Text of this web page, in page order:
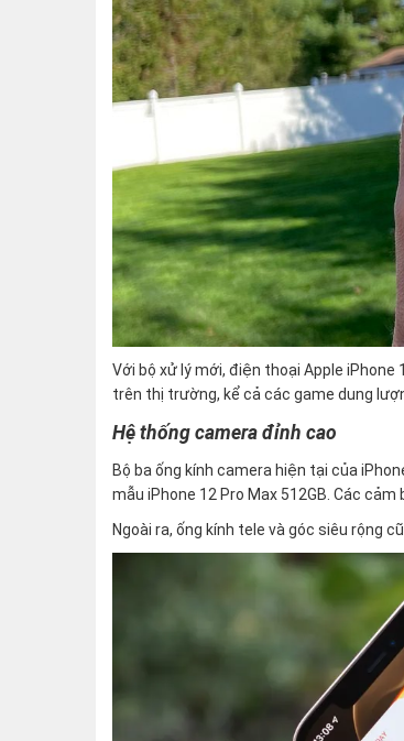
Với bộ xử lý mới, điện thoại Apple
trên thị trường, kể cả các game dung
Hệ thống camera đỉnh cao
Bộ ba ống kính camera hiện tại của
mẫu iPhone 12 Pro Max 512GB. Các
Ngoài ra, ống kính tele và góc siêu rộng